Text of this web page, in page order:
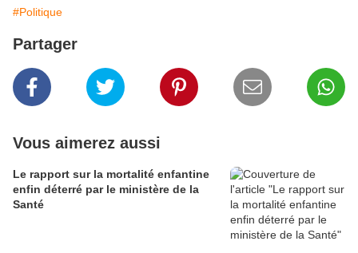
#Politique
Partager
Vous aimerez aussi
Le rapport sur la mortalité enfantine
enfin déterré par le ministère de la
Santé